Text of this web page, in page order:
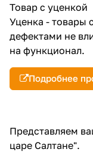
Товар с уценкой
Уценка - товары с
дефектами не
на функционал.
Подробнее
Представляем
царе Салтане".